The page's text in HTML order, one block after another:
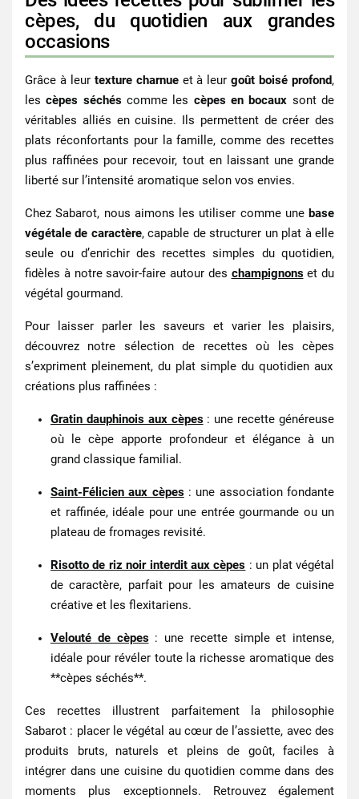
cèpes, du quotidien aux grandes
occasions
Grâce à leur texture charnueet à leurgoût boisé profond,
lescèpes séchéscomme les cèpes en bocaux sont de
véritables alliés en cuisine. Ils permettent de créer des
plats réconfortants pour la famille, comme des recettes
plus raffinées pour recevoir, tout en laissant une grande
liberté sur l’intensité aromatique selon vos envies.
Chez Sabarot, nous aimons les utiliser comme une base
végétale de caractère, capable de structurer un plat à elle
seule ou d’enrichir des recettes simples du quotidien,
fidèles à notre savoir‑faire autour des champignonset du
végétal gourmand.
Pour laisser parler les saveurs et varier les plaisirs,
découvrez notre sélection de recettes où les cèpes
s’expriment pleinement, du plat simple du quotidien aux
créations plus raffinées :
Gratin dauphinois aux cèpes: une recette généreuse
où le cèpe apporte profondeur et élégance à un
grand classique familial.
Saint‑Félicien aux cèpes: une association fondante
et raffinée, idéale pour une entrée gourmande ou un
plateau de fromages revisité.
Risotto de riz noir interdit aux cèpes : un plat végétal
de caractère, parfait pour les amateurs de cuisine
créative et les flexitariens.
Velouté de cèpes: une recette simple et intense,
idéale pour révéler toute la richesse aromatique des
**cèpes séchés**.
Ces recettes illustrent parfaitement la philosophie
Sabarot : placer le végétal au cœur de l’assiette, avec des
produits bruts, naturels et pleins de goût, faciles à
intégrer dans une cuisine du quotidien comme dans des
moments plus exceptionnels. Retrouvez également